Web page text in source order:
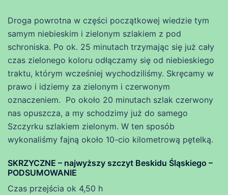
Droga powrotna w części początkowej wiedzie tym
samym niebieskim i zielonym szlakiem z pod
schroniska. Po ok. 25 minutach trzymając się już cały
czas zielonego koloru odłączamy się od niebieskiego
traktu, którym wcześniej wychodziliśmy. Skręcamy w
prawo i idziemy za zielonym i czerwonym
oznaczeniem. Po około 20 minutach szlak czerwony
nas opuszcza, a my schodzimy już do samego
Szczyrku szlakiem zielonym. W ten sposób
wykonaliśmy fajną około 10-cio kilometrową pętelką.
SKRZYCZNE – najwyższy szczyt Beskidu Śląskiego –
PODSUMOWANIE
Czas przejścia ok 4,50 h